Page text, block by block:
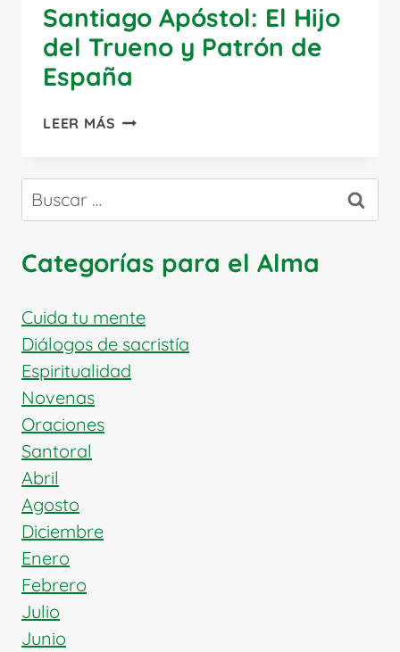
Santiago Apóstol: El Hijo
del Trueno y Patrón de
España
LEER MÁS SANTIAGO
HIJO
TRUENO
PATRÓN
ESPAÑA
Buscar:
Categorías para el Alma
Cuida tu mente
Diálogos de sacristía
Espiritualidad
Novenas
Oraciones
Santoral
Abril
Agosto
Diciembre
Enero
Febrero
Julio
Junio